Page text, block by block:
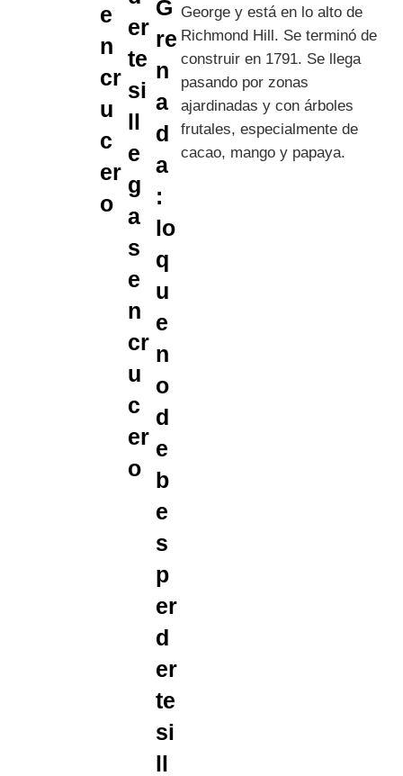
George y está en lo alto de
Richmond Hill. Se terminó de
construir en 1791. Se llega
pasando por zonas
ajardinadas y con árboles
frutales, especialmente de
cacao, mango y papaya.